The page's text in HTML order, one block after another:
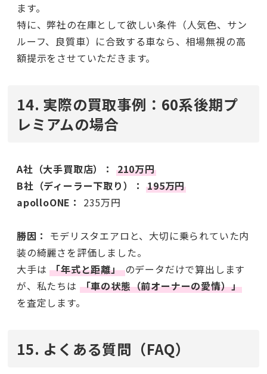
ます。
特に、弊社の在庫として欲しい条件（人気色、サン
ルーフ、良質車）に合致する車なら、相場無視の高
額提示をさせていただきます。
14. 実際の買取事例：60系後期プ
レミアムの場合
A社（大手買取店）： 210万円
B社（ディーラー下取り）：195万円
apolloONE： 235万円
勝因： モデリスタエアロと、大切に乗られていた内
装の綺麗さを評価しました。
大手は「年式と距離」のデータだけで算出します
が、私たちは 「車の状態（前オーナーの愛情）」
を査定します。
15. よくある質問（FAQ）